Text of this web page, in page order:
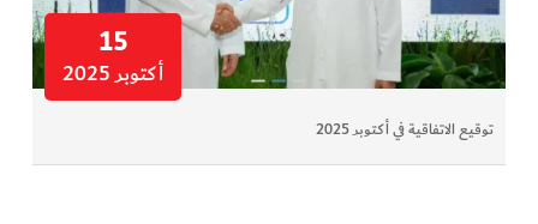
تقارير الخور
فيديو
15
أكتوبر 2025
توقيع الاتفاقية في أكتوبر 2025